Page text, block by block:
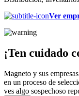
Ver
¡Ten cuidado
Magneto y sus
en un proceso de
ves algo sospechoso